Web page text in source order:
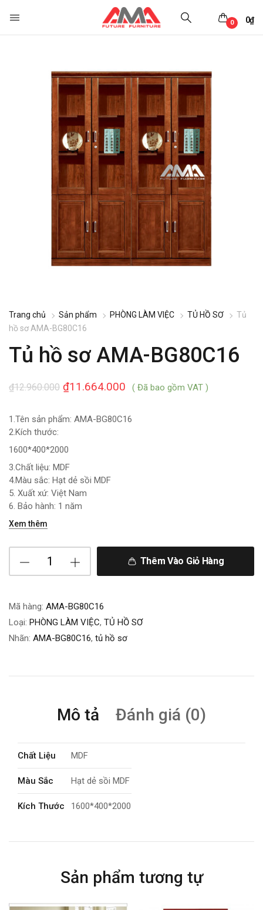
0₫
0
Trang chủ Sản phẩm PHÒNG LÀM VIỆC TỦ HỒ SƠ
Tủ
hồ sơ AMA-BG80C16
Tủ hồ sơ AMA-BG80C16
12.960.000
₫ 11.664.000
₫ ( Đã bao gồm VAT )
1.Tên sản phẩm: AMA-BG80C16
2.Kích thước:
1600*400*2000
3.Chất liệu: MDF
4.Màu sắc: Hạt dẻ sồi MDF
5. Xuất xứ: Việt Nam
6. Bảo hành: 1 năm
Xem thêm
Thêm Vào Giỏ Hàng
Mã hàng: AMA-BG80C16
Loại: PHÒNG LÀM VIỆC, TỦ HỒ SƠ
Nhãn: AMA-BG80C16, tủ hồ sơ
Mô tả Đánh giá (0)
Chất Liệu MDF
Màu Sắc Hạt dẻ sồi MDF
Kích Thước 1600*400*2000
Sản phẩm tương tự